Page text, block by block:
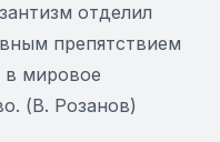
отделил
препятствием
в мировое
(В. Розанов)